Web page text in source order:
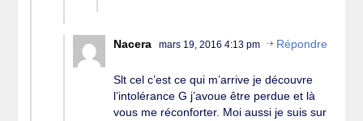
Nacera mars 19, 2016 4:13 pm Répondre
Slt cel c’est ce qui m’arrive je découvre
l’intolérance G j’avoue être perdue et là
vous me réconforter. Moi aussi je suis sur